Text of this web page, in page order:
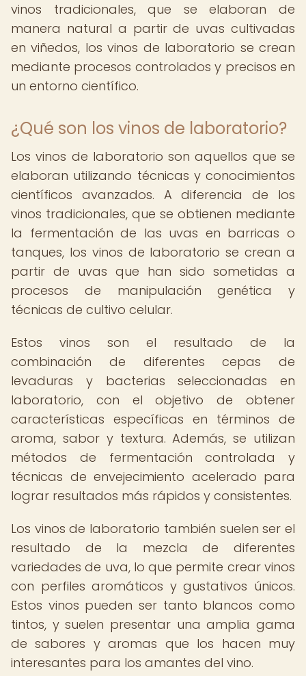
vinos tradicionales, que se elaboran de
manera natural a partir de uvas cultivadas
en viñedos, los vinos de laboratorio se crean
mediante procesos controlados y precisos en
un entorno científico.
¿Qué son los vinos de laboratorio?
Los vinos de laboratorio son aquellos que se
elaboran utilizando técnicas y conocimientos
científicos avanzados. A diferencia de los
vinos tradicionales, que se obtienen mediante
la fermentación de las uvas en barricas o
tanques, los vinos de laboratorio se crean a
partir de uvas que han sido sometidas a
procesos de manipulación genética y
técnicas de cultivo celular.
Estos vinos son el resultado de la
combinación de diferentes cepas de
levaduras y bacterias seleccionadas en
laboratorio, con el objetivo de obtener
características específicas en términos de
aroma, sabor y textura. Además, se utilizan
métodos de fermentación controlada y
técnicas de envejecimiento acelerado para
lograr resultados más rápidos y consistentes.
Los vinos de laboratorio también suelen ser el
resultado de la mezcla de diferentes
variedades de uva, lo que permite crear vinos
con perfiles aromáticos y gustativos únicos.
Estos vinos pueden ser tanto blancos como
tintos, y suelen presentar una amplia gama
de sabores y aromas que los hacen muy
interesantes para los amantes del vino.